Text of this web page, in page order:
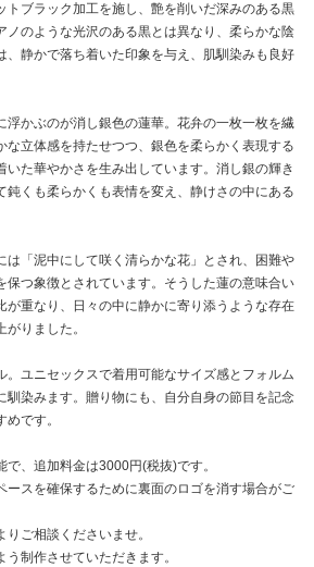
トブラック加工を施し、艶を削いだ深みのある黒
ノのような光沢のある黒とは異なり、柔らかな陰
、静かで落ち着いた印象を与え、肌馴染みも良好
浮かぶのが消し銀色の蓮華。花弁の一枚一枚を繊
な立体感を持たせつつ、銀色を柔らかく表現する
いた華やかさを生み出しています。消し銀の輝き
鈍くも柔らかくも表情を変え、静けさの中にある
は「泥中にして咲く清らかな花」とされ、困難や
保つ象徴とされています。そうした蓮の意味合い
が重なり、日々の中に静かに寄り添うような存在
りました。
。ユニセックスで着用可能なサイズ感とフォルム
馴染みます。贈り物にも、自分自身の節目を記念
です。
、追加料金は3000円(税抜)です。
ースを確保するために裏面のロゴを消す場合がご
ご相談くださいませ。
制作させていただきます。